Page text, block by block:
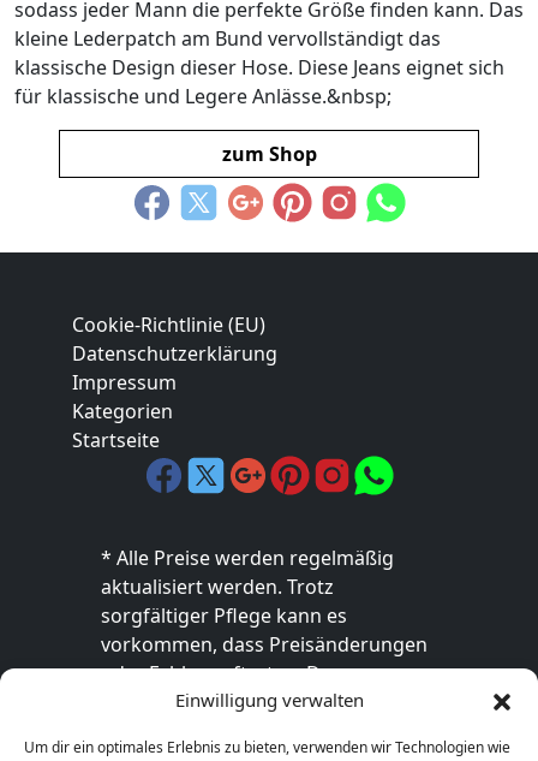
Einwilligung verwalten
Um dir ein optimales Erlebnis zu bieten, verwenden wir Technologien wie
sodass jeder Mann die perfekte Größe finden kann. Das
kleine Lederpatch am Bund vervollständigt das
klassische Design dieser Hose. Diese Jeans eignet sich
für klassische und Legere Anlässe.&nbsp;
zum Shop
Cookie-Richtlinie (EU)
Datenschutzerklärung
Impressum
Kategorien
Startseite
* Alle Preise werden regelmäßig
aktualisiert werden. Trotz
sorgfältiger Pflege kann es
vorkommen, dass Preisänderungen
oder Fehler auftreten. Der
endgültige Preis sowie die